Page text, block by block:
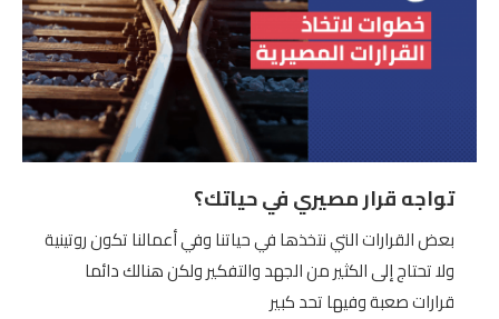
تواجه قرار مصيري في حياتك؟
بعض القرارات التي نتخذها في حياتنا وفي أعمالنا تكون روتينية
ولا تحتاج إلى الكثير من الجهد والتفكير ولكن هنالك دائما
قرارات صعبة وفيها تحد كبير